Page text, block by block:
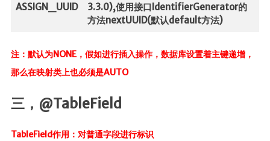
ASSIGN_UUID
3.3.0),使用接口IdentifierGenerator的
方法nextUUID(默认default方法)
注：默认为NONE，假如进行插入操作，数据库设置着主键递增，
那么在映射类上也必须是AUTO
三，@TableField
TableField作用：对普通字段进行标识